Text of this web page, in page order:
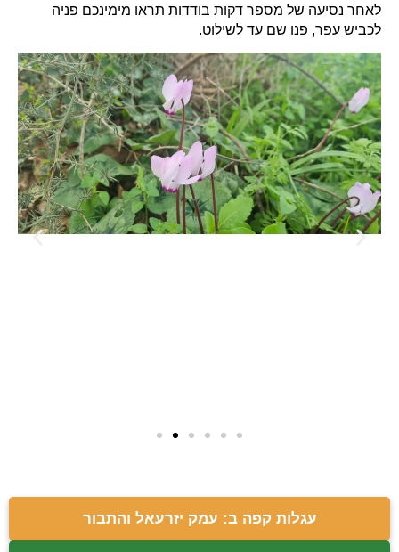
לאחר נסיעה של מספר דקות בודדות תראו מימינכם פניה
לכביש עפר, פנו שם עד לשילוט.
עגלות קפה ב: עמק יזרעאל והתבור